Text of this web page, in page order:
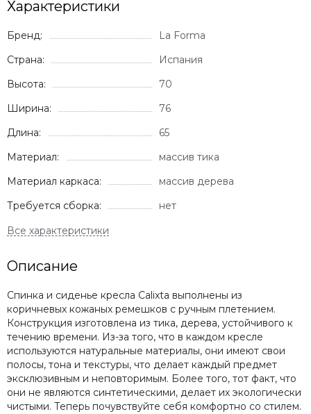
Характеристики
Бренд:
La Forma
Страна:
Испания
Высота:
70
Ширина:
76
Длина:
65
Материал:
массив тика
Материал каркаса:
массив дерева
Требуется сборка:
нет
Описание
Спинка и сиденье кресла Calixta выполнены из
коричневых кожаных ремешков с ручным плетением.
Конструкция изготовлена из тика, дерева, устойчивого к
течению времени. Из-за того, что в каждом кресле
используются натуральные материалы, они имеют свои
полосы, тона и текстуры, что делает каждый предмет
эксклюзивным и неповторимым. Более того, тот факт, что
они не являются синтетическими, делает их экологически
чистыми. Теперь почувствуйте себя комфортно со стилем.